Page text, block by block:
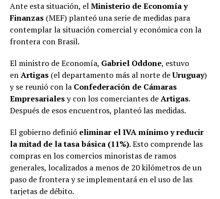
Ante esta situación, elMinisterio de Economía y
Finanzas (MEF) planteó una serie de medidas para
contemplar la situación comercial y económica con la
frontera con Brasil.
El ministro de Economía, Gabriel Oddone, estuvo
enArtigas (el departamento más al norte deUruguay)
y se reunió con la Confederación de Cámaras
Empresarialesy con los comerciantes deArtigas.
Después de esos encuentros, planteó las medidas.
El gobierno definió eliminar el IVA mínimo y reducir
la mitad de la tasa básica (11%). Esto comprende las
compras en los comercios minoristas de ramos
generales, localizados a menos de 20 kilómetros de un
paso de frontera y se implementará en el uso de las
tarjetas de débito.